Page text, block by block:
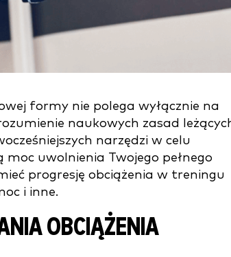
formy nie polega wyłącznie na
naukowych zasad
narzędzi w celu
uwolnienia Twojego pełnego
progresję obciążenia w treningu
i inne.
OBCIĄŻENIA